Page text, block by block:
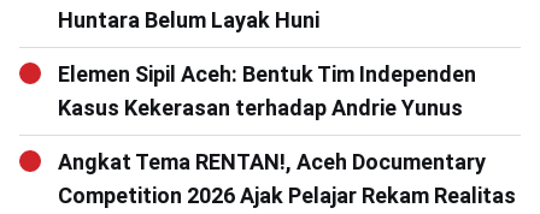
Huntara Belum Layak Huni
Elemen Sipil Aceh: Bentuk Tim Independen
Kasus Kekerasan terhadap Andrie Yunus
Angkat Tema RENTAN!, Aceh Documentary
Competition 2026 Ajak Pelajar Rekam Realitas